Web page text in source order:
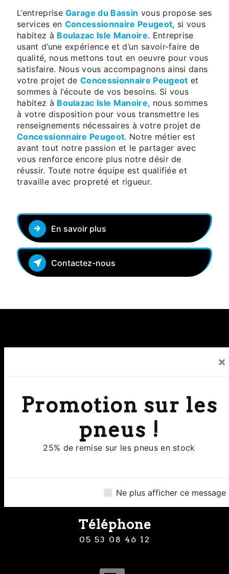
×
Promotion sur les
pneus !
25% de remise sur les pneus en stock
Ne plus afficher ce message
L’entrepriseGarage du Bassin vous propose ses
services en Concessionnaire Peugeot, si vous
habitez à Boulazac Isle Manoire. Entreprise
usant d’une expérience et d’un savoir-faire de
qualité, nous mettons tout en oeuvre pour vous
satisfaire. Nous vous accompagnons ainsi dans
votre projet deConcessionnaire Peugeot et
sommes à l’écoute de vos besoins. Si vous
habitez à Boulazac Isle Manoire, nous sommes
à votre disposition pour vous transmettre les
renseignements nécessaires à votre projet de
Concessionnaire Peugeot. Notre métier est
avant tout notre passion et le partager avec
vous renforce encore plus notre désir de
réussir. Toute notre équipe est qualifiée et
travaille avec propreté et rigueur.
En savoir plus
Contactez-nous
Adresse
Téléphone
05 53 08 46 12